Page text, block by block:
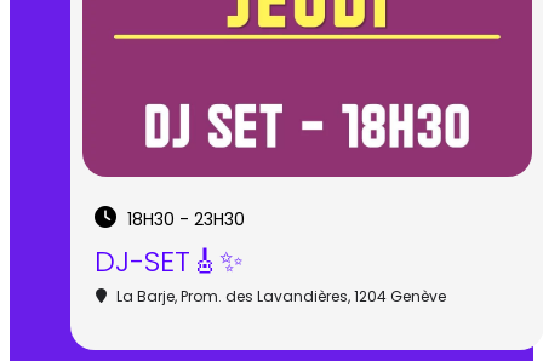
18H30 - 23H30
DJ-SET🎸✨
La Barje, Prom. des Lavandières, 1204 Genève